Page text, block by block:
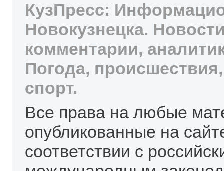
КузПресс:
Новокузнецка.
комментарии,
Погода,
спорт.
Все права на любые
опубликованные на
соответствии с